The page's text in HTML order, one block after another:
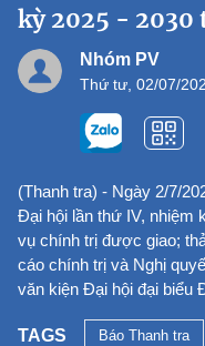
kỳ 2025 - 2030
Nhóm PV
Thứ tư, 02/07/
(Thanh tra) - Ngày 2/7/
Đại hội lần thứ IV, nhiệm
vụ chính trị được giao;
cáo chính trị và Nghị
văn kiện Đại hội đại biểu
TAGS Báo Thanh tra